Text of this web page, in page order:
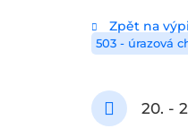
Zpět na
503 - úrazová
20. -